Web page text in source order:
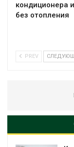
кондиционера
без отопления
PREV